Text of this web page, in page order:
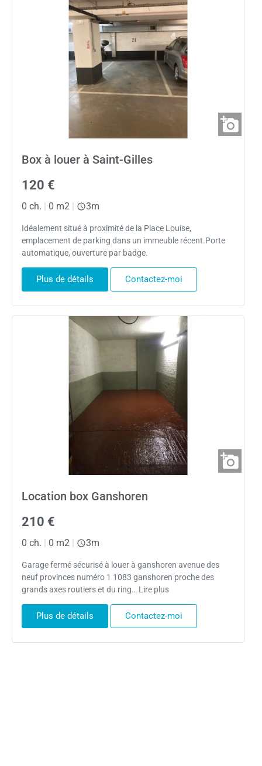
Box à louer à Saint-Gilles
120 €
0 ch. 0 m2 3m
Idéalement situé à proximité de la Place Louise,
emplacement de parking dans un immeuble récent.Porte
automatique, ouverture par badge.
Plus de détails Contactez-moi
Location box Ganshoren
210 €
0 ch. | 0 m2 | 3m
Garage fermé sécurisé à louer à ganshoren avenue des
neuf provinces numéro 1 1083 ganshoren proche des
grands axes routiers et du ring… Lire plus
Plus de détails Contactez-moi